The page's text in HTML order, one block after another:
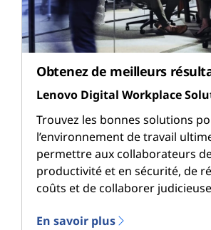
Obtenez de meilleurs
Lenovo Digital Workplace
Trouvez les bonnes solutions
l’environnement de travail
permettre aux collaborateurs
productivité et en sécurité, de
coûts et de collaborer
En savoir plus